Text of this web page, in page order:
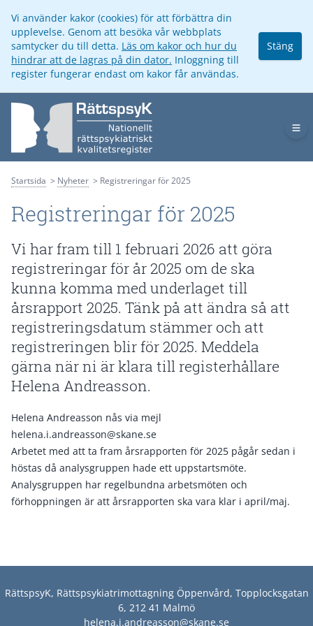
Vi använder kakor (cookies) för att förbättra din
upplevelse. Genom att besöka vår webbplats
samtycker du till detta. Läs om kakor och hur du
hindrar att de lagras på din dator. Inloggning till
register fungerar endast om kakor får användas.
Stäng
Startsida Nyheter Registreringar för 2025
Registreringar för 2025
Vi har fram till 1 februari 2026 att göra
registreringar för år 2025 om de ska
kunna komma med underlaget till
årsrapport 2025. Tänk på att ändra så att
registreringsdatum stämmer och att
registreringen blir för 2025. Meddela
gärna när ni är klara till registerhållare
Helena Andreasson.
Helena Andreasson nås via mejl
helena.i.andreasson@skane.se
Arbetet med att ta fram årsrapporten för 2025 pågår sedan i
höstas då analysgruppen hade ett uppstartsmöte.
Analysgruppen har regelbundna arbetsmöten och
förhoppningen är att årsrapporten ska vara klar i april/maj.
RättspsyK, Rättspsykiatrimottagning Öppenvård, Topplocksgatan
6, 212 41 Malmö
helena.i.andreasson@skane.se